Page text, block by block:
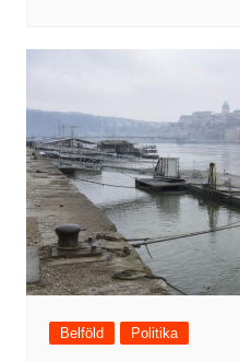
Belföld Politika